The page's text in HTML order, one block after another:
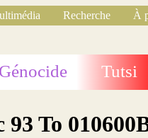
Recherche
À
Génocide Tutsi
To